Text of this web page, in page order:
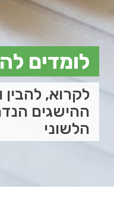
לומדים
לקרוא, להבין
ההישגים
הלשוני